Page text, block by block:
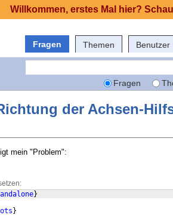
Fragen Themen Benutzer
Fragen
der Achsen-
mein "Problem":
}
}
Willkommen, erstes Mal hier?